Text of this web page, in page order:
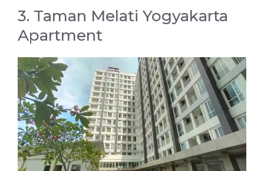
3. Taman Melati Yogyakarta
Apartment